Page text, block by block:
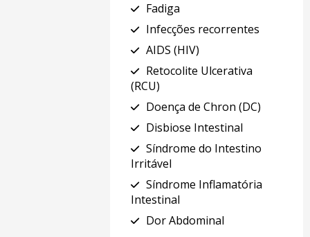
Fadiga
Infecções recorrentes
AIDS (HIV)
Retocolite Ulcerativa
(RCU)
Doença de Chron (DC)
Disbiose Intestinal
Síndrome do Intestino
Irritável
Síndrome Inflamatória
Intestinal
Dor Abdominal